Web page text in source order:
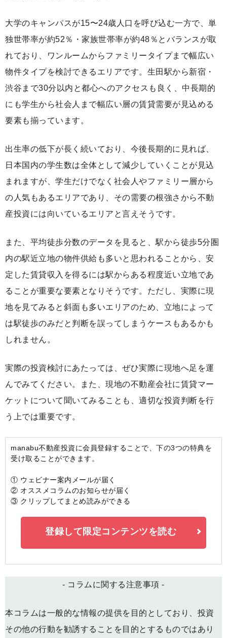
大学のキャンパスが15〜24歳人口を呼び込む一方で、単
独世帯率が約52％・家族世帯率が約48％とバランスが取
れており、ワンルームからファミリータイプまで幅広い
物件タイプを検討できるエリアです。生田駅から新宿・
渋谷まで30分以内と都心へのアクセスも良く、中長期的
にも学生から社会人まで幅広い層の賃貸需要が見込める
要素も揃っています。
出生率の低下が長く続いており、今後長期的に見れば、
日本国内の学生数は全体として減少していくことが見込
まれますが、学生だけでなく社会人やファミリー層から
の人気もあるエリアであり、その需要の根強さから不動
産投資には向いているエリアと言えそうです。
また、平均徒歩分数のデータを見ると、駅から徒歩5分圏
内の駅近立地の物件供給も多いと思われることから、安
定した賃貸収入を得るには駅からある程度近い立地であ
ることが重要な要素となりそうです。ただし、実際に現
地を見てみると斜面も多いエリアのため、立地によって
は駅徒歩のみだと判断を誤ってしまうケースもあるかも
しれません。
実際の投資検討にあたっては、ぜひ実際に現地へ足を運
んでみてください。また、現地の不動産会社に賃貸マー
ケットについて聞いてみることも、適切な投資判断を行
う上では重要です。
manabu不動産投資に会員登録することで、下の3つの特典を
受け取ることができます。
① ウェビナー案内メールが届く
② オススメコラムのお知らせが届く
③ クリップしてまとめ読みができる
登録して限定コンテンツを読む
- コラムに関する注意事項 -
本コラムは一般的な情報の提供を目的としており、投資
その他の行動を勧誘することを目的とするものではあり